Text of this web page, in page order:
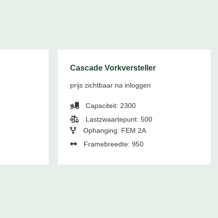
Cascade Vorkversteller
prijs zichtbaar na inloggen
Capaciteit: 2300
Lastzwaartepunt: 500
Ophanging: FEM 2A
Framebreedte: 950